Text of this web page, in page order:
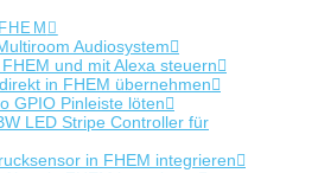
Audiosystem
und mit Alexa steuern
in FHEM übernehmen
GPIO Pinleiste löten
LED Stripe Controller für
in FHEM integrieren